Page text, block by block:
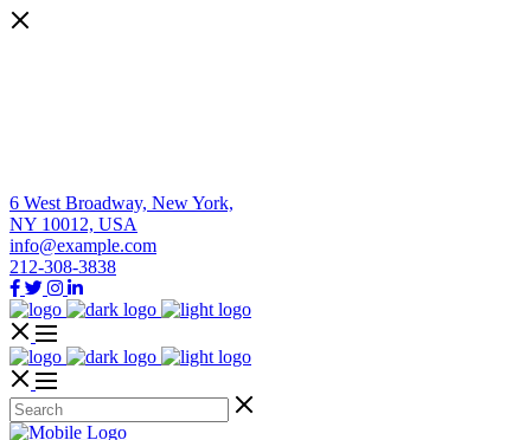
6 West Broadway, New York,
NY 10012, USA
info@example.com
212-308-3838